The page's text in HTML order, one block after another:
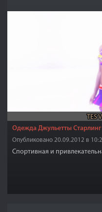
TES
Одежда Джульетты
Опубликовано 20.09.2012 в
Спортивная и